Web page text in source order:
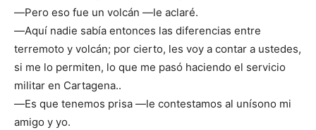
―Pero eso fue un volcán ―le aclaré.
―Aquí nadie sabía entonces las diferencias entre
terremoto y volcán; por cierto, les voy a contar a ustedes,
si me lo permiten, lo que me pasó haciendo el servicio
militar en Cartagena..
―Es que tenemos prisa ―le contestamos al unísono mi
amigo y yo.